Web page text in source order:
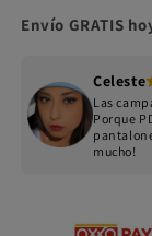
Envío GRATIS
Celeste
Las
Porque
mucho!